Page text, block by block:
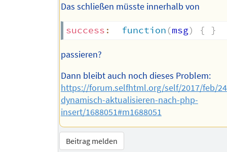
Das schließen müsste innerhalb von
success : function (msg) { }
passieren?
Dann bleibt auch noch dieses Problem:
https://forum.selfhtml.org/self/2017/feb/
dynamisch-aktualisieren-nach-php-
insert/1688051#m1688051
Beitrag melden